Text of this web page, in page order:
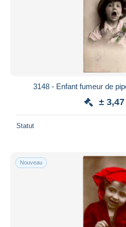
3148 - Enfant fumeur de
±
Statut
Nouveau